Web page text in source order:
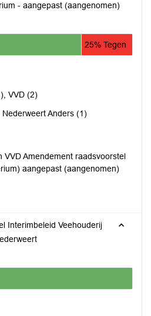
- aangepast (aangenomen)
25% Tegen
VVD (2)
Anders (1)
VVD Amendement raadsvoorstel
aangepast (aangenomen)
Interimbeleid Veehouderij